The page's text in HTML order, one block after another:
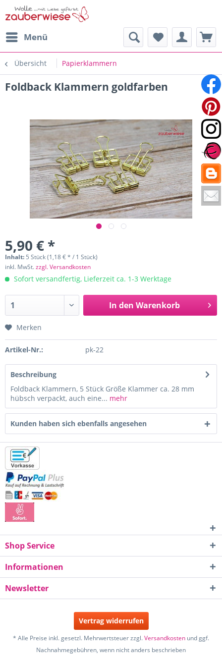
Menü
Übersicht Papierklammern
Foldback Klammern goldfarben
5,90 € *
Inhalt: 5 Stück (1,18 € * / 1 Stück)
inkl. MwSt.zzgl. Versandkosten
Sofort versandfertig, Lieferzeit ca. 1-3 Werktage
In den Warenkorb
Merken
Artikel-Nr.: pk-22
Beschreibung
Foldback Klammern, 5 Stück Größe Klammer ca. 28 mm
hübsch verpackt, auch eine... mehr
Kunden haben sich ebenfalls angesehen
Shop Service
Informationen
Newsletter
Vertrag widerrufen
* Alle Preise inkl. gesetzl. Mehrwertsteuer zzgl.Versandkosten und ggf.
Nachnahmegebühren, wenn nicht anders beschrieben